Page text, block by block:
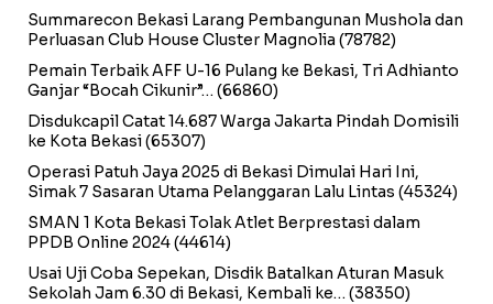
Summarecon Bekasi Larang Pembangunan Mushola dan
Perluasan Club House Cluster Magnolia (78782)
Pemain Terbaik AFF U-16 Pulang ke Bekasi, Tri Adhianto
Ganjar “Bocah Cikunir”… (66860)
Disdukcapil Catat 14.687 Warga Jakarta Pindah Domisili
ke Kota Bekasi(65307)
Operasi Patuh Jaya 2025 di Bekasi Dimulai Hari Ini,
Simak 7 Sasaran Utama Pelanggaran Lalu Lintas (45324)
SMAN 1 Kota Bekasi Tolak Atlet Berprestasi dalam
PPDB Online 2024(44614)
Usai Uji Coba Sepekan, Disdik Batalkan Aturan Masuk
Sekolah Jam 6.30 di Bekasi, Kembali ke… (38350)